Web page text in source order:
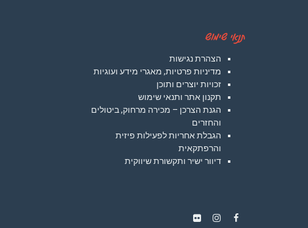
תנאי שימוש
הצהרת נגישות
מדיניות פרטיות, מאגרי מידע ועוגיות
זכויות יוצרים ותוכן
תקנון אתר ותנאי שימוש
הגנת הצרכן – מכירה מרחוק, ביטולים
והחזרים
הגבלת אחריות לפעילות פיזית
והרפתקאית
דיוור ישיר ותקשורת שיווקית